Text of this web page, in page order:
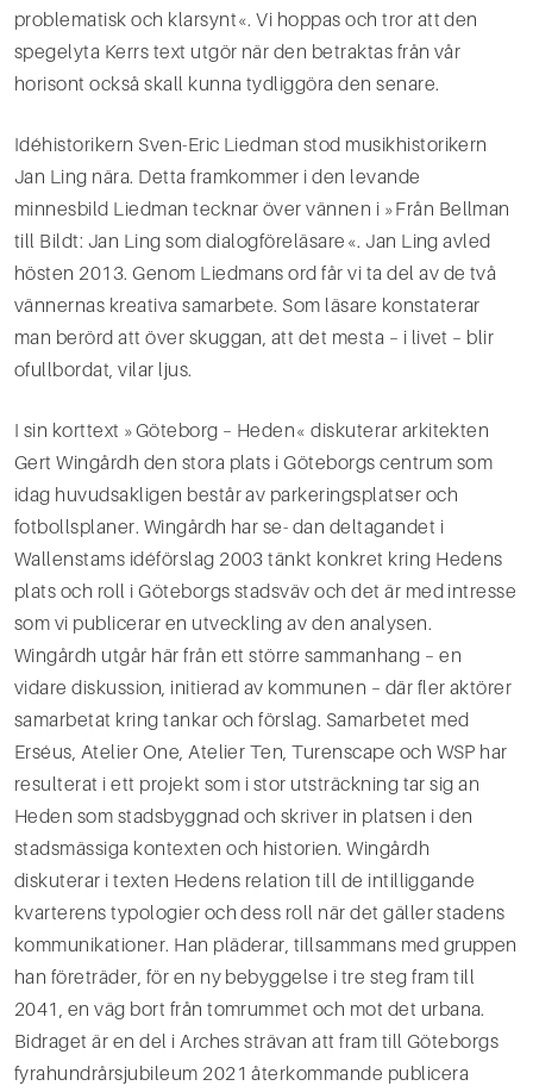
problematisk och klarsynt«. Vi hoppas och tror att den
spegelyta Kerrs text utgör när den betraktas från vår
horisont också skall kunna tydliggöra den senare.
Idéhistorikern Sven-Eric Liedman stod musikhistorikern
Jan Ling nära. Detta framkommer i den levande
minnesbild Liedman tecknar över vännen i »Från Bellman
till Bildt: Jan Ling som dialogföreläsare«. Jan Ling avled
hösten 2013. Genom Liedmans ord får vi ta del av de två
vännernas kreativa samarbete. Som läsare konstaterar
man berörd att över skuggan, att det mesta – i livet – blir
ofullbordat, vilar ljus.
I sin korttext »Göteborg – Heden« diskuterar arkitekten
Gert Wingårdh den stora plats i Göteborgs centrum som
idag huvudsakligen består av parkeringsplatser och
fotbollsplaner. Wingårdh har se- dan deltagandet i
Wallenstams idéförslag 2003 tänkt konkret kring Hedens
plats och roll i Göteborgs stadsväv och det är med intresse
som vi publicerar en utveckling av den analysen.
Wingårdh utgår här från ett större sammanhang – en
vidare diskussion, initierad av kommunen – där fler aktörer
samarbetat kring tankar och förslag. Samarbetet med
Erséus, Atelier One, Atelier Ten, Turenscape och WSP har
resulterat i ett projekt som i stor utsträckning tar sig an
Heden som stadsbyggnad och skriver in platsen i den
stadsmässiga kontexten och historien. Wingårdh
diskuterar i texten Hedens relation till de intilliggande
kvarterens typologier och dess roll när det gäller stadens
kommunikationer. Han pläderar, tillsammans med gruppen
han företräder, för en ny bebyggelse i tre steg fram till
2041, en väg bort från tomrummet och mot det urbana.
Bidraget är en del i Arches strävan att fram till Göteborgs
fyrahundrårsjubileum 2021 återkommande publicera